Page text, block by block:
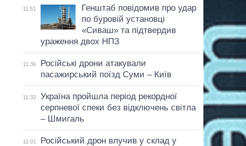
11:51
Генштаб повідомив про удар
по буровій установці
«Сиваш» та підтвердив
ураження двох НПЗ
11:36
Російські дрони атакували
пасажирський поїзд Суми – Київ
11:32
Україна пройшла період рекордної
серпневої спеки без відключень світла
– Шмигаль
11:01
Російський дрон влучив у склад у